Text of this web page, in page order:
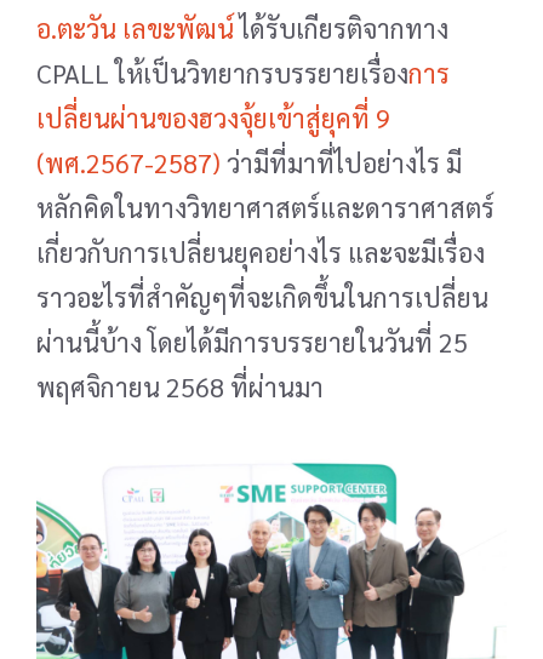
อ.ตะวัน เลขะพัฒน์ได้รับเกียรติจากทาง
CPALL ให้เป็นวิทยากรบรรยายเรื่องการ
เปลี่ยนผ่านของฮวงจุ้ยเข้าสู่ยุคที่ 9
(พศ.2567-2587) ว่ามีที่มาที่ไปอย่างไร มี
หลักคิดในทางวิทยาศาสตร์และดาราศาสตร์
เกี่ยวกับการเปลี่ยนยุคอย่างไร และจะมีเรื่อง
ราวอะไรที่สำคัญๆที่จะเกิดขึ้นในการเปลี่ยน
ผ่านนี้บ้าง โดยได้มีการบรรยายในวันที่ 25
พฤศจิกายน 2568 ที่ผ่านมา